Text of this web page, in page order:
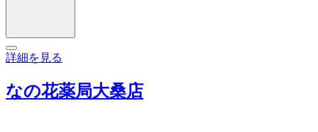
詳細を見る
なの花薬局大桑店